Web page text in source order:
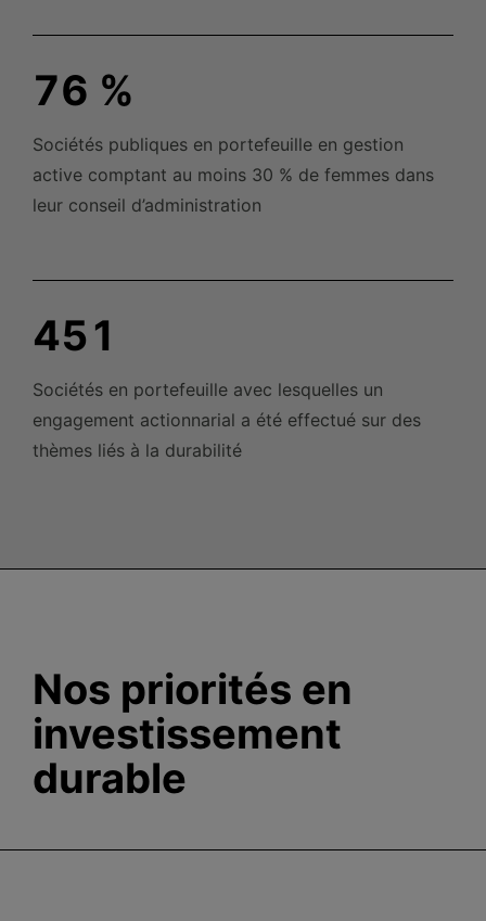
76 %
Sociétés publiques en portefeuille en gestion
active comptant au moins 30 % de femmes dans
leur conseil d’administration
451
Sociétés en portefeuille avec lesquelles un
engagement actionnarial a été effectué sur des
thèmes liés à la durabilité
Nos priorités en
investissement
durable